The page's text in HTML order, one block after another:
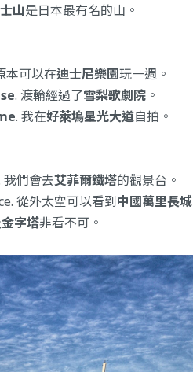
山是日本最有名的山。
本可以在迪士尼樂園玩一週。
. 渡輪經過了雪梨歌劇院 。
. 我在好萊塢星光大道自拍。
們會去艾菲爾鐵塔的觀景台。
從外太空可以看到中國萬里長城
字塔非看不可。